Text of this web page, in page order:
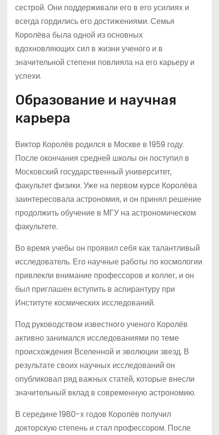
сестрой. Они поддерживали его в его усилиях и
всегда гордились его достижениями. Семья
Королёва была одной из основных
вдохновляющих сил в жизни ученого и в
значительной степени повлияла на его карьеру и
успехи.
Образование и научная
карьера
Виктор Королёв родился в Москве в 1959 году.
После окончания средней школы он поступил в
Московский государственный университет,
факультет физики. Уже на первом курсе Королёва
заинтересовала астрономия, и он принял решение
продолжить обучение в МГУ на астрономическом
факультете.
Во время учебы он проявил себя как талантливый
исследователь. Его научные работы по космологии
привлекли внимание профессоров и коллег, и он
был приглашен вступить в аспирантуру при
Институте космических исследований.
Под руководством известного ученого Королёв
активно занимался исследованиями по теме
происхождения Вселенной и эволюции звезд. В
результате своих научных исследований он
опубликовал ряд важных статей, которые внесли
значительный вклад в современную астрономию.
В середине 1980-х годов Королёв получил
докторскую степень и стал профессором. После